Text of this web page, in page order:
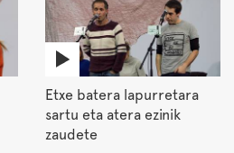
Etxe batera lapurretara
sartu eta atera ezinik
zaudete